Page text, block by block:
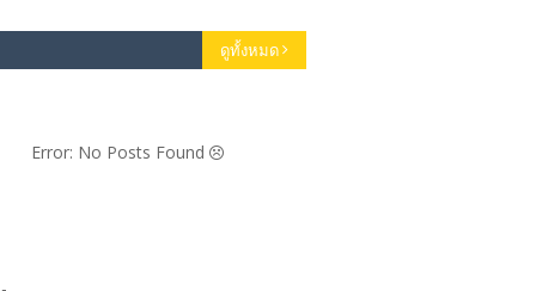
ดูทั้งหมด
Error: No Posts Found